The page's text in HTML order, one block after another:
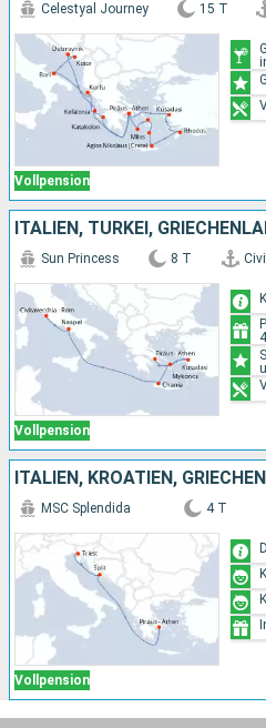
Vollpension
Celestyal Journey 15 T
ITALIEN, TÜRKEI,
Vollpension
Sun Princess 8 T
ITALIEN, KROATIEN,
Vollpension
MSC Splendida 4 T